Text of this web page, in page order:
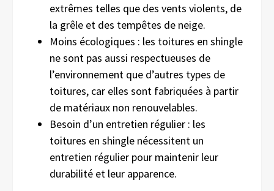
extrêmes telles que des vents violents, de
la grêle et des tempêtes de neige.
Moins écologiques : les toitures en shingle
ne sont pas aussi respectueuses de
l’environnement que d’autres types de
toitures, car elles sont fabriquées à partir
de matériaux non renouvelables.
Besoin d’un entretien régulier : les
toitures en shingle nécessitent un
entretien régulier pour maintenir leur
durabilité et leur apparence.